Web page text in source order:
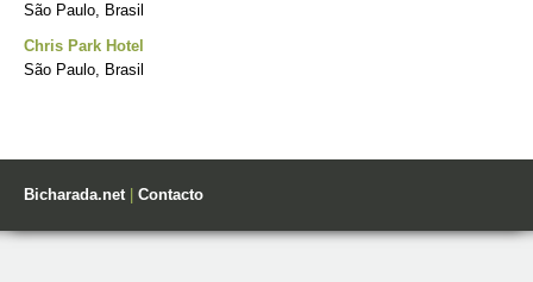
São Paulo, Brasil
Chris Park Hotel
São Paulo, Brasil
Bicharada.net| Contacto